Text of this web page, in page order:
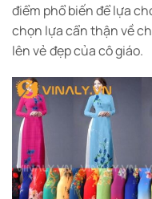
điểm phổ biến để lựa
chọn lựa cẩn thận về
lên vẻ đẹp của cô giáo.